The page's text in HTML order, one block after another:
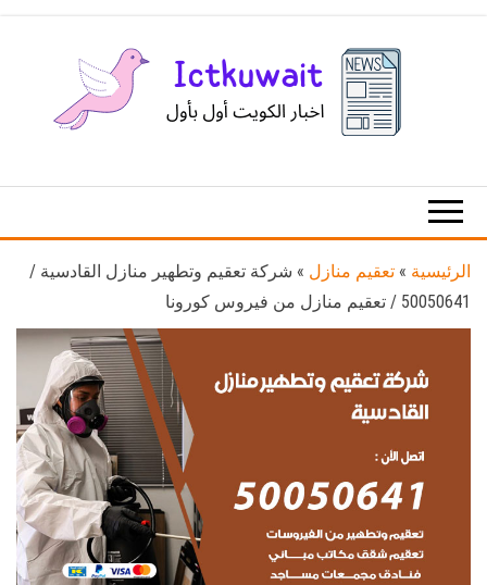
الكويت
الرئيسية » تعقيم منازل » شركة تعقيم وتطهير منازل القادسية /
50050641 / تعقيم منازل من فيروس كورونا